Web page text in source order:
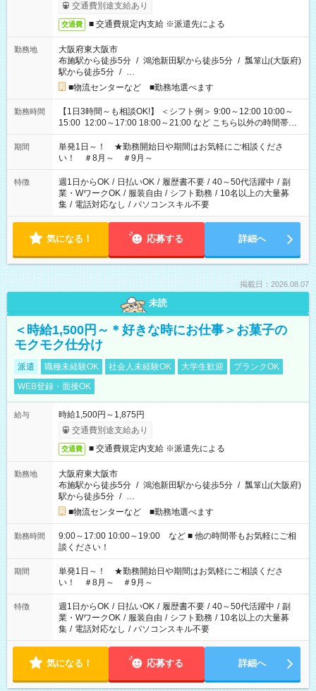
交通費別途支給あり
交通費 ■ 交通費規定内支給 ※派遣先による
勤務地
大阪府東大阪市
布施駅から徒歩5分 / 鴻池新田駅から徒歩5分 / 瓢箪山(大阪府)
駅から徒歩5分 / …
■物流センターなど ■勤務地選べます
勤務時間
【1日3時間～も相談OK!】 ＜シフト例＞ 9:00～12:00 10:00～
15:00 12:00～17:00 18:00～21:00 など こちら以外の時間帯も
お気軽にご相談ください！
期間
単発1日～！ ★勤務開始日や期間はお気軽にご相談くださ
い！ ＃8月～ ＃9月～
特徴 週1日からOK / 日払いOK / 履歴書不要 / 40～50代活躍中 / 副
業・WワークOK / 服装自由 / シフト勤務 / 10名以上の大量募
集 / 電話対応なし / パソコンスキル不要
気になる！ 応募する 詳細へ
掲載日：2026.08.07
未読
＜時給1,500円～＊好きな時にお仕事＞お菓子の
モクモク仕分け
派遣 職種未経験OK 社会人未経験OK 大学生歓迎
ブランクOK
WEB登録・面接OK
給与
時給1,500円～1,875円
交通費別途支給あり
交通費 ■ 交通費規定内支給 ※派遣先による
勤務地
大阪府東大阪市
布施駅から徒歩5分 / 鴻池新田駅から徒歩5分 / 瓢箪山(大阪府)
駅から徒歩5分 / …
■物流センターなど ■勤務地選べます
勤務時間
9:00～17:00 10:00～19:00 など ■ 他の時間帯もお気軽にご相
談ください！
期間
単発1日～！ ★勤務開始日や期間はお気軽にご相談くださ
い！ ＃8月～ ＃9月～
特徴 週1日からOK / 日払いOK / 履歴書不要 / 40～50代活躍中 / 副
業・WワークOK / 服装自由 / シフト勤務 / 10名以上の大量募
集 / 電話対応なし / パソコンスキル不要
気になる！ 応募する 詳細へ